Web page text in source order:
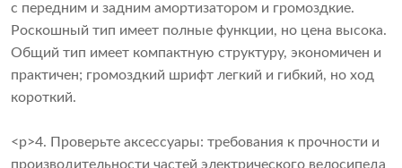
с передним и задним амортизатором и громоздкие.
Роскошный тип имеет полные функции, но цена высока.
Общий тип имеет компактную структуру, экономичен и
практичен; громоздкий шрифт легкий и гибкий, но ход
короткий.
<р>4. Проверьте аксессуары: требования к прочности и
производительности частей электрического велосипеда